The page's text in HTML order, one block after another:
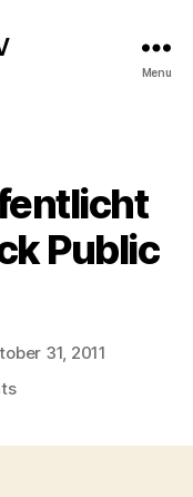
Menu
Public
31, 2011
on